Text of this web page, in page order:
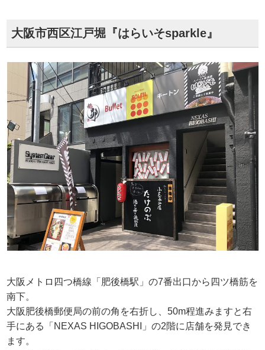
大阪市西区江戸堀『はらいそsparkle』
大阪メトロ四つ橋線「肥後橋駅」の7番出口から四ツ橋筋を
南下。
大阪肥後橋郵便局の前の角を右折し、50m程進みますと右
手にある「NEXAS HIGOBASHI」の2階に店舗を発見でき
ます。